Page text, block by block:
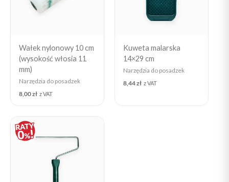
Wałek nylonowy 10 cm
(wysokość włosia 11
mm)
Narzędzia do posadzek
8,00zł z VAT
Kuweta malarska
14×29 cm
Narzędzia do posadzek
8,44zł z VAT